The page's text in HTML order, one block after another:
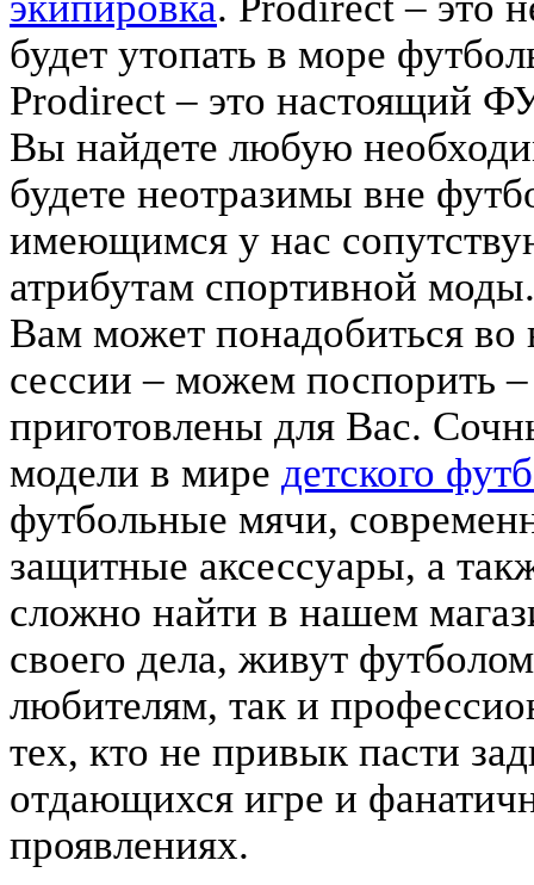
будет утопать в море
Prodirect – это
Вы найдете любую
будете неотразимы вне
имеющимся у нас
атрибутам спортивной
Вам может понадобиться во
сессии – можем поспорить
приготовлены для Вас.
модели в мире детского
футбольные мячи,
защитные аксессуары, а
сложно найти в нашем
своего дела, живут
любителям, так и
тех, кто не привык пасти
отдающихся игре и
проявлениях.